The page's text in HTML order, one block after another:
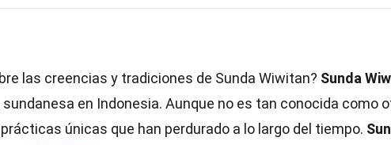
las creencias y tradiciones de Sunda Wiwitan? Sunda
en Indonesia. Aunque no es tan conocida como
únicas que han perdurado a lo largo del tiempo.